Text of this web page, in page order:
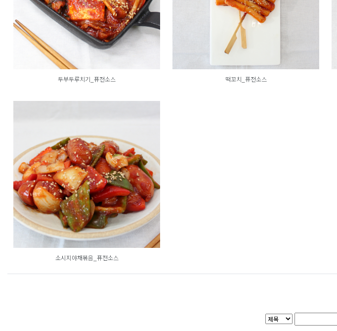
두부두루치기_퓨전소스 떡꼬치_퓨전소스
소시지야채볶음_퓨전소스